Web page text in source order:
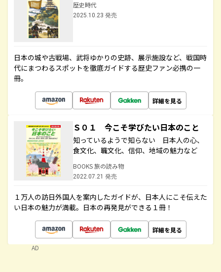
歴史時代
2025.10.23 発売
日本の城や古戦場、武将ゆかりの史跡、展示施設など、戦国時
代にまつわるスポットを徹底ガイドする歴史ファン必携の一
冊。
詳細を見る
Ｓ０１ 今こそ学びたい日本のこと
知っているようで知らない 日本人の心、
食文化、職文化、信仰、地域の魅力など
BOOKS 旅の読み物
2022.07.21 発売
１万人の訪日外国人を案内したガイドが、日本人にこそ伝えた
い日本の魅力が満載。日本の再発見ができる１冊！
詳細を見る
AD